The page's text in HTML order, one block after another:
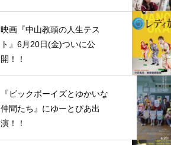
映画『中山教頭の人生テス
ト』6月20日(金)ついに公
開！！
『ビックボーイズとゆかいな
仲間たち』にゆーとぴあ出
演！！